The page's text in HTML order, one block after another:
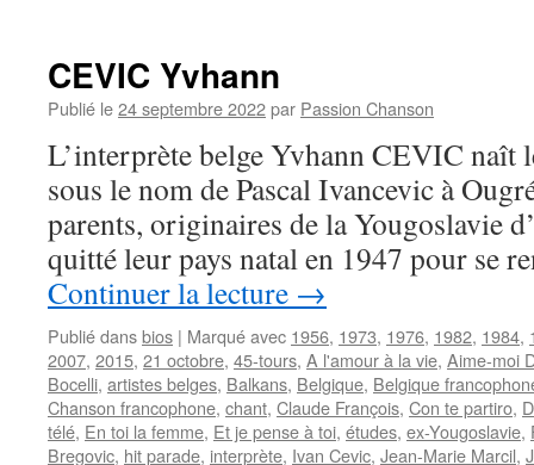
CEVIC Yvhann
Publié le24 septembre 2022par Passion Chanson
L’interprète belge Yvhann CEVIC naît
sous le nom de Pascal Ivancevic à
parents, originaires de la Yougoslavie
quitté leur pays natal en 1947 pour se
Continuer la lecture →
Publié dansbios | Marqué avec 1956, 1973, 1976, 1982, 1984,
2007, 2015, 21 octobre, 45-tours, A l'amour à la vie, Aime-moi
Bocelli, artistes belges, Balkans, Belgique, Belgique
Chanson francophone, chant, Claude François, Con te partiro,
télé, En toi la femme, Et je pense à toi, études, ex-Yougoslavie,
Bregovic, hit parade, interprète, Ivan Cevic, Jean-Marie Marcil,